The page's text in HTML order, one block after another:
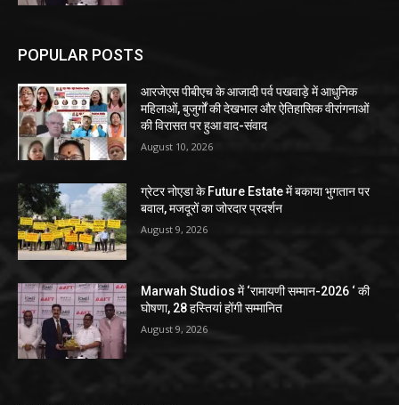
POPULAR POSTS
आरजेएस पीबीएच के आजादी पर्व पखवाड़े में आधुनिक
महिलाओं, बुजुर्गों की देखभाल और ऐतिहासिक वीरांगनाओं
की विरासत पर हुआ वाद-संवाद
August 10, 2026
ग्रेटर नोएडा के Future Estate में बकाया भुगतान पर
बवाल, मजदूरों का जोरदार प्रदर्शन
August 9, 2026
Marwah Studios में ‘रामायणी सम्मान-2026 ‘ की
घोषणा, 28 हस्तियां होंगी सम्मानित
August 9, 2026